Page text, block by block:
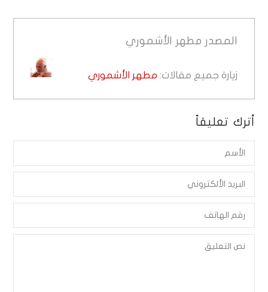
المصدر مطهر الأشموري
زيارة جميع مقالات: مطهر الأشموري
أترك تعليقاً